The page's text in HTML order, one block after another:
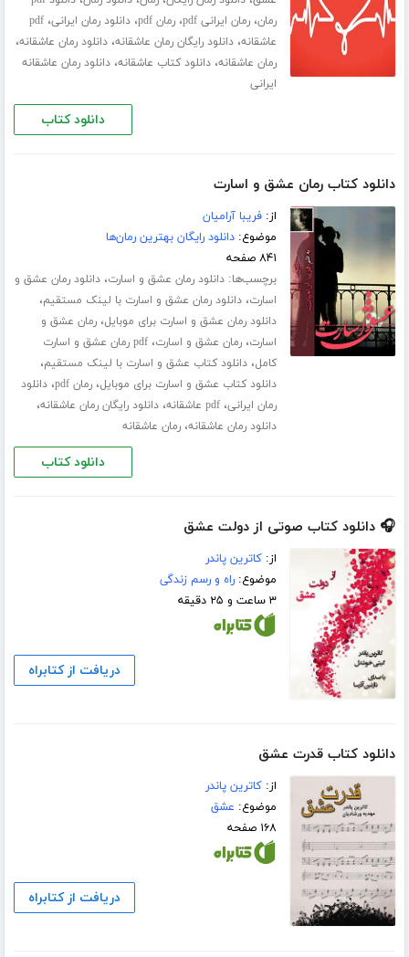
رمان،رمان ایرانی pdf ،رمان pdf ،دانلود رمان ایرانی،pdf
عاشقانه،دانلود رایگان رمان عاشقانه،دانلود رمان عاشقانه،
رمان عاشقانه،دانلود کتاب عاشقانه،دانلود رمان عاشقانه
ایرانی
دانلود کتاب
دانلود کتاب رمان عشق و اسارت
از:فریبا آرامیان
موضوع:دانلود رایگان بهترین رمان‌ها
۸۴۱ صفحه
برچسب‌ها:دانلود رمان عشق و اسارت،دانلود رمان عشق و
اسارت،دانلود رمان عشق و اسارت با لینک مستقیم،
دانلود رمان عشق و اسارت برای موبایل،رمان عشق و
اسارت،رمان عشق و اسارت،
pdf رمان عشق و اسارت
کامل،دانلود کتاب عشق و اسارت با لینک مستقیم،
دانلود کتاب عشق و اسارت برای موبایل،رمان pdf ،دانلود
رمان ایرانی،pdf عاشقانه ،دانلود رایگان رمان عاشقانه،
دانلود رمان عاشقانه،رمان عاشقانه
دانلود کتاب
🎧 دانلود کتاب صوتی از دولت عشق
از:کاترین پاندر
موضوع:راه و رسم زندگی
۳ ساعت و ۲۵ دقیقه
دریافت از کتابراه
دانلود کتاب قدرت عشق
از:کاترین پاندر
موضوع: عشق
۱۶۸ صفحه
دریافت از کتابراه